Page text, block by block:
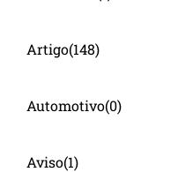
Artigo(148)
Automotivo(0)
Aviso(1)